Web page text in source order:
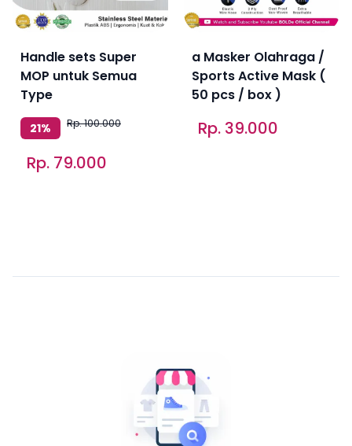
Handle sets Super
MOP untuk Semua
Type
21% Rp. 100.000
Rp. 79.000
a Masker Olahraga /
Sports Active Mask (
50 pcs / box )
Rp. 39.000